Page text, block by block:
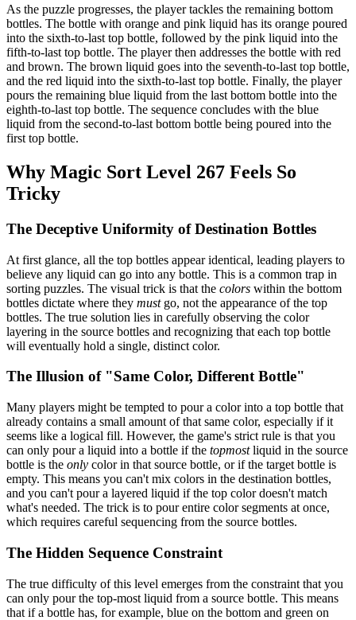
As the puzzle progresses, the player tackles the remaining bottom
bottles. The bottle with orange and pink liquid has its orange poured
into the sixth-to-last top bottle, followed by the pink liquid into the
fifth-to-last top bottle. The player then addresses the bottle with red
and brown. The brown liquid goes into the seventh-to-last top bottle,
and the red liquid into the sixth-to-last top bottle. Finally, the player
pours the remaining blue liquid from the last bottom bottle into the
eighth-to-last top bottle. The sequence concludes with the blue
liquid from the second-to-last bottom bottle being poured into the
first top bottle.
Why Magic Sort Level 267 Feels So
Tricky
The Deceptive Uniformity of Destination Bottles
At first glance, all the top bottles appear identical, leading players to
believe any liquid can go into any bottle. This is a common trap in
sorting puzzles. The visual trick is that the colors within the bottom
bottles dictate where they mustgo, not the appearance of the top
bottles. The true solution lies in carefully observing the color
layering in the source bottles and recognizing that each top bottle
will eventually hold a single, distinct color.
The Illusion of "Same Color, Different Bottle"
Many players might be tempted to pour a color into a top bottle that
already contains a small amount of that same color, especially if it
seems like a logical fill. However, the game's strict rule is that you
can only pour a liquid into a bottle if the topmostliquid in the source
bottle is the only color in that source bottle, or if the target bottle is
empty. This means you can't mix colors in the destination bottles,
and you can't pour a layered liquid if the top color doesn't match
what's needed. The trick is to pour entire color segments at once,
which requires careful sequencing from the source bottles.
The Hidden Sequence Constraint
The true difficulty of this level emerges from the constraint that you
can only pour the top-most liquid from a source bottle. This means
that if a bottle has, for example, blue on the bottom and green on